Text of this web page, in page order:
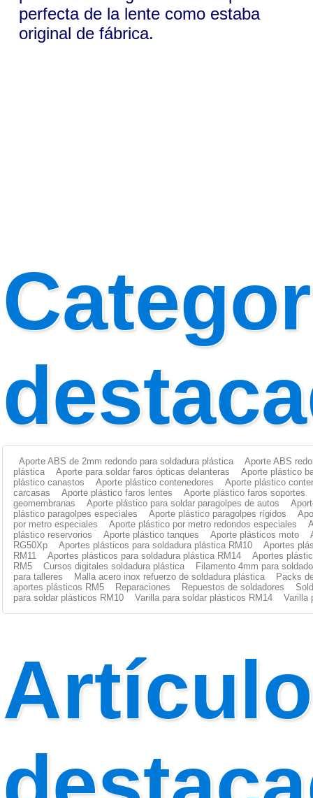
perfecta de la lente como estaba
original de fábrica.
Aporte ABS de 2mm redondo para soldadura plástica
Aporte ABS
plástica
Aporte para soldar faros ópticas delanteras
Aporte plástico
plástico canastos
Aporte plástico contenedores
Aporte plástico
carcasas
Aporte plástico faros lentes
Aporte plástico faros soportes
geomembranas
Aporte plástico para soldar paragolpes de autos
plástico paragolpes especiales
Aporte plástico paragolpes rígidos
por metro especiales
Aporte plástico por metro redondos especiales
plástico reservorios
Aporte plástico tanques Aporte plásticos moto
RG50Xp
Aportes plásticos para soldadura plástica RM10
Aportes
RM11
Aportes plásticos para soldadura plástica RM14
Aportes
RM5
Cursos digitales soldadura plástica
Filamento 4mm para
para talleres
Malla acero inox refuerzo de soldadura plástica
Packs
aportes plásticos RM5
Reparaciones Repuestos de soldadores
para soldar plásticos RM10
Varilla para soldar plásticos RM14 Varilla